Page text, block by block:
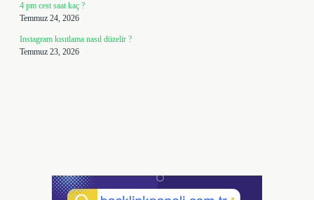
4 pm cest saat kaç ?
Temmuz 24, 2026
Instagram kısıtlama nasıl düzelir ?
Temmuz 23, 2026